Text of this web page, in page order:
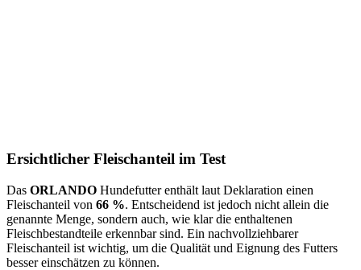
Ersichtlicher Fleischanteil im Test
Das ORLANDO Hundefutter enthält laut Deklaration einen
Fleischanteil von 66 %. Entscheidend ist jedoch nicht allein die
genannte Menge, sondern auch, wie klar die enthaltenen
Fleischbestandteile erkennbar sind. Ein nachvollziehbarer
Fleischanteil ist wichtig, um die Qualität und Eignung des Futters
besser einschätzen zu können.